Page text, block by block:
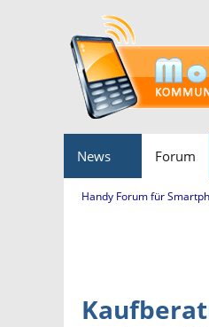
News Forum
Handy Forum für